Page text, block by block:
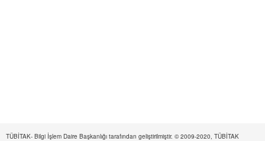
TÜBİTAK- Bilgi İşlem Daire Başkanlığı tarafından geliştirilmiştir. © 2009-2020, TÜBİTAK